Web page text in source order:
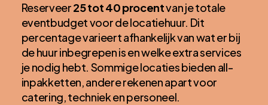
Reserveer25 tot 40 procentvan je totale
eventbudget voor de locatiehuur. Dit
percentage varieert afhankelijk van wat er bij
de huur inbegrepen is en welke extra services
je nodig hebt. Sommige locaties bieden all-
inpakketten, andere rekenen apart voor
catering, techniek en personeel.